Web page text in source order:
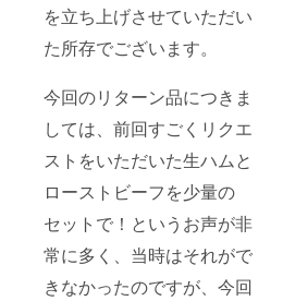
を立ち上げさせていただい
た所存でございます。
今回のリターン品につきま
しては、前回すごくリクエ
ストをいただいた生ハムと
ローストビーフを少量の
セットで！というお声が非
常に多く、当時はそれがで
きなかったのですが、今回